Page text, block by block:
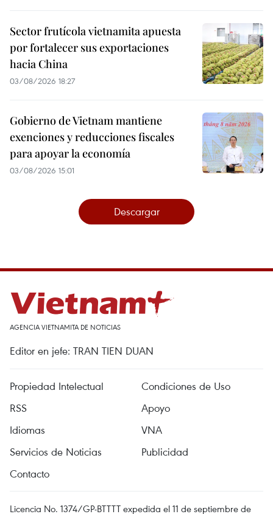
Sector frutícola vietnamita apuesta
por fortalecer sus exportaciones
hacia China
03/08/2026 18:27
Gobierno de Vietnam mantiene
exenciones y reducciones fiscales
para apoyar la economía
03/08/2026 15:01
Descargar
AGENCIA VIETNAMITA DE NOTICIAS
Editor en jefe: TRAN TIEN DUAN
Propiedad Intelectual
Condiciones de Uso
RSS
Apoyo
Idiomas
VNA
Servicios de Noticias
Publicidad
Contacto
Licencia No. 1374/GP-BTTTT expedida el 11 de septiembre de